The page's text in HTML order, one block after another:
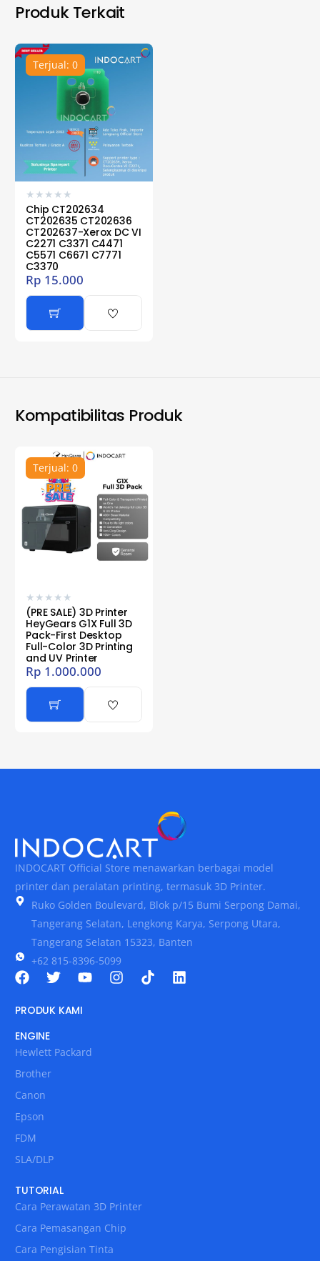
Produk Terkait
Terjual: 0
★ ★ ★ ★ ★
Chip CT202634
CT202635 CT202636
CT202637-Xerox DC VI
C2271 C3371 C4471
C5571 C6671 C7771
C3370
Rp 15.000
Kompatibilitas Produk
Terjual: 0
★ ★ ★ ★ ★
(PRE SALE) 3D Printer
HeyGears G1X Full 3D
Pack-First Desktop
Full-Color 3D Printing
and UV Printer
Rp 1.000.000
INDOCART Official Store menawarkan berbagai model
printer dan peralatan printing, termasuk 3D Printer.
Ruko Golden Boulevard, Blok p/15 Bumi Serpong Damai,
Tangerang Selatan, Lengkong Karya, Serpong Utara,
Tangerang Selatan 15323, Banten
+62 815-8396-5099
PRODUK KAMI
ENGINE
Hewlett Packard
Brother
Canon
Epson
FDM
SLA/DLP
TUTORIAL
Cara Perawatan 3D Printer
Cara Pemasangan Chip
Cara Pengisian Tinta